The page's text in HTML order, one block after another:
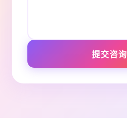
提交咨询